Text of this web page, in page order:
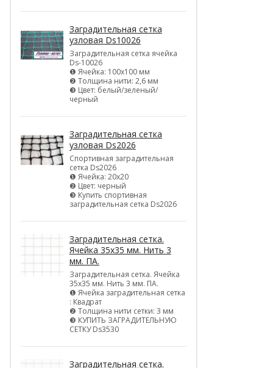
Заградительная сетка
узловая Ds10026
Заградительная сетка ячейка
Ds-10026
❶ Ячейка: 100х100 мм
❷ Толщина нити: 2,6 мм
❸ Цвет: белый/зеленый/
черный
Заградительная сетка
узловая Ds2026
Спортивная заградительная
сетка Ds2026
❶ Ячейка: 20х20
❷ Цвет: черный
❸ Купить спортивная
заградительная сетка Ds2026
Заградительная сетка.
Ячейка 35х35 мм. Нить 3
мм. ПА.
Заградительная сетка. Ячейка
35х35 мм. Нить 3 мм. ПА.
❶ Ячейка заградительная сетка
: Квадрат
❷ Толщина нити сетки: 3 мм
❸ КУПИТЬ ЗАГРАДИТЕЛЬНУЮ
СЕТКУ Ds3530
Заградительная сетка.